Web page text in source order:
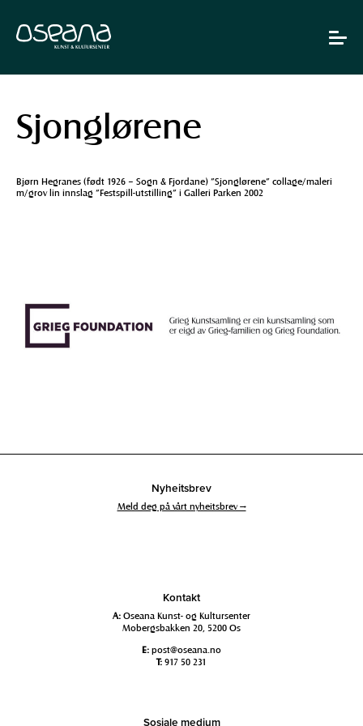
innhold
navigasjon
Toggle
Sjonglørene
Bjørn Hegranes (født 1926 – Sogn & Fjordane) ”Sjonglørene” collage/maleri
m/grov lin innslag ”Festspill-utstilling” i Galleri Parken 2002
Nyheitsbrev
Meld deg på vårt nyheitsbrev →
Kontakt
A: Oseana Kunst- og Kultursenter
Mobergsbakken 20, 5200 Os
E: post@oseana.no
T: 917 50 231
Sosiale medium